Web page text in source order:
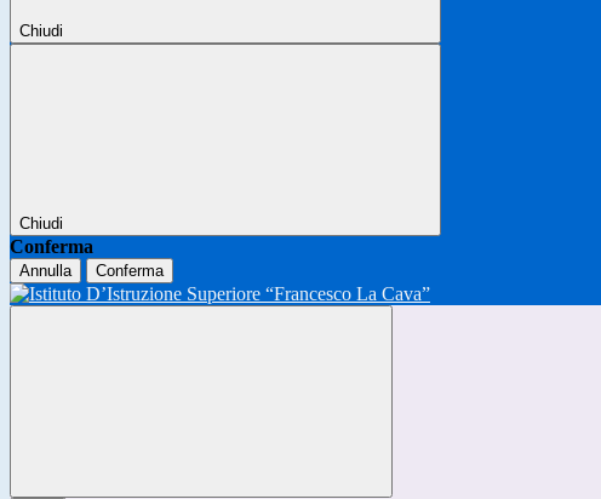
Chiudi
Chiudi
Conferma
Annulla Conferma